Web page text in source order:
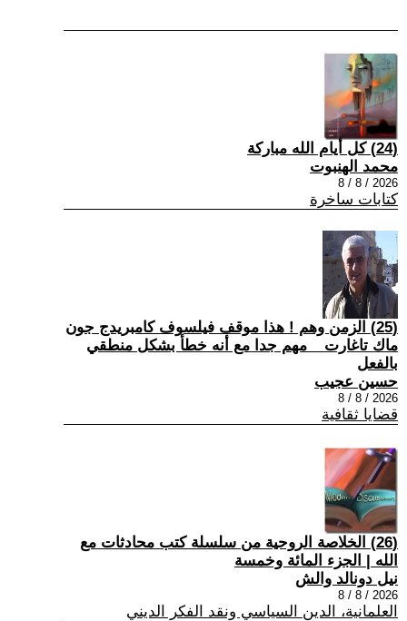
(24) كل أيام الله مباركة
محمد الهنبوت
2026 / 8 / 8
كتابات ساخرة
(25) الزمن وهم ! هذا موقف فيلسوف كامبريدج جون
ماك تاغارت _ مهم جدا مع أنه خطأ بشكل منطقي
بالفعل
حسين عجيب
2026 / 8 / 8
قضايا ثقافية
(26) الخلاصة الروحية من سلسلة كتب محادثات مع
الله | الجزء المائة وخمسة
نيل دونالد والش
2026 / 8 / 8
العلمانية، الدين السياسي ونقد الفكر الديني